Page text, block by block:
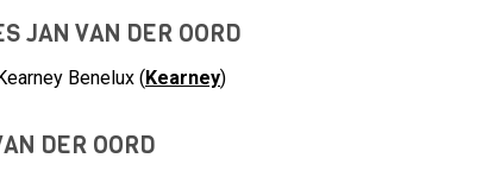
JAN VAN DER OORD
Benelux (Kearney)
DER OORD